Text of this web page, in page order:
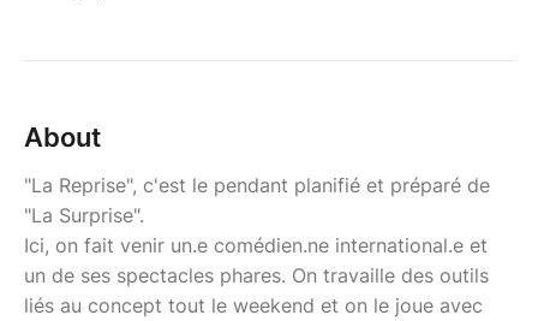
About
"La Reprise", c'est le pendant planifié et préparé de
"La Surprise".
Ici, on fait venir un.e comédien.ne international.e et
un de ses spectacles phares. On travaille des outils
liés au concept tout le weekend et on le joue avec